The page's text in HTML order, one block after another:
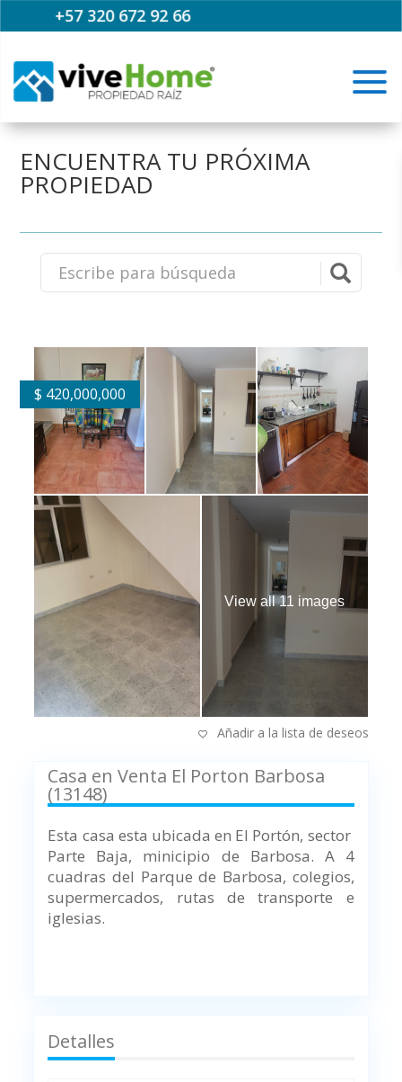
+57 320 672 92 66
ENCUENTRA TU PRÓXIMA
PROPIEDAD
$ 420,000,000
View all 11 images
Añadir a la lista de deseos
Casa en Venta El Porton Barbosa
(13148)
Esta casa esta ubicada en El Portón, sector
Parte Baja, minicipio de Barbosa. A 4
cuadras del Parque de Barbosa, colegios,
supermercados, rutas de transporte e
iglesias.
Detalles